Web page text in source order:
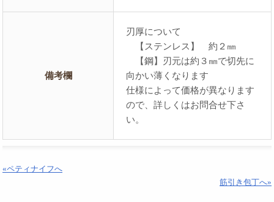
備考欄
刃厚について
【ステンレス】 約２㎜
【鋼】刃元は約３㎜で切先に
向かい薄くなります
仕様によって価格が異なります
ので、詳しくはお問合せ下さ
い。
«ペティナイフへ
筋引き包丁へ»